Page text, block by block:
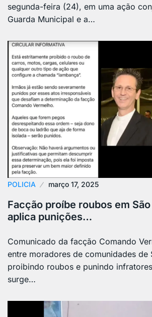
segunda-feira (24), em uma ação
Guarda Municipal e a…
POLICIA março 17, 2025
Facção proíbe roubos em
aplica punições…
Comunicado da facção Comando
entre moradores de comunidades de
proibindo roubos e punindo
surge…